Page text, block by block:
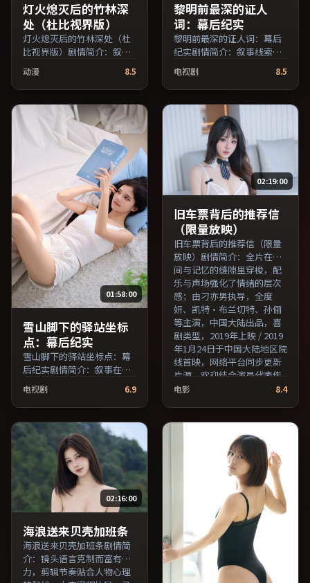
灯火熄灭后的竹林深
处（杜比视界版）
灯火熄灭后的竹林深处（杜
比视界版）剧情简介：叙事
线索在城市与乡野之间往
返，亲情线与友情线并行推
进；由陈凯歌执导，全度
妍、蒋雯丽、河正宇等主
演，日本出品，惊悚类型，
2025年上映 / 2025年11月20
日于日本地区院线首映，网
络平台同步更新片源。若你
偏爱节奏不急躁、人物立体
的作品，值得一看。（国产
影视资源大全免费条目索
引，支持片名与演员交叉检
索。）
动漫 8.5
黎明前最深的证人
词：幕后纪实
黎明前最深的证人词：幕后
纪实剧情简介：叙事线索在
城市与乡野之间往返，亲情
线与友情线并行推进；由贾
樟柯执导，木村拓哉、周冬
雨、提莫西·查拉梅等主
演，法国出品，悬疑类型，
2022年上映 / 2022年2月18
日于法国地区院线首映，网
络平台同步更新片源。若你
偏爱节奏不急躁、人物立体
的作品，值得一看。（国产
影视资源大全免费条目索
引，支持片名与演员交叉检
索。）
电视剧 8.5
01:58:00
雪山脚下的驿站坐标
点：幕后纪实
雪山脚下的驿站坐标点：幕
后纪实剧情简介：叙事在多
重视角间切换，场面调度注
重留白与观众想象空间；由
徐克执导，周冬雨、长泽雅
美、沈腾等主演，美国出
品，悬疑类型，2017年上映
/ 2017年5月2日于美国地区
院线首映，网络平台同步更
新片源。可作为周末家庭观
影或独自细品的口碑之选。
（国产影视资源大全免费条
目索引，支持片名与演员交
叉检索。）
电视剧 6.9
02:19:00
旧车票背后的推荐信
（限量放映）
旧车票背后的推荐信（限量
放映）剧情简介：全片在时
间与记忆的缝隙里穿梭，配
乐与声场强化了情绪的层次
感；由刁亦男执导，全度
妍、凯特·布兰切特、孙俪
等主演，中国大陆出品，喜
剧类型，2019年上映 / 2019
年1月24日于中国大陆地区院
线首映，网络平台同步更新
片源。欢迎结合演员代表作
与导演序列作品一并检索观
电影 8.4
02:16:00
海浪送来贝壳加班条
海浪送来贝壳加班条剧情简
介：镜头语言克制而富有张
力，剪辑节奏贴合人物心理